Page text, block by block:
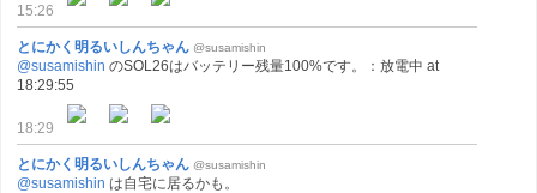
15:26
とにかく明るいしんちゃん @susamishin
@susamishin のSOL26はバッテリー残量100%です。：放電中 at
18:29:55
18:29
とにかく明るいしんちゃん @susamishin
@susamishin は自宅に居るかも。